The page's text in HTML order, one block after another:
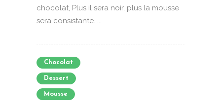
chocolat, Plus il sera noir, plus la mousse
sera consistante. ...
Chocolat
Dessert
Mousse